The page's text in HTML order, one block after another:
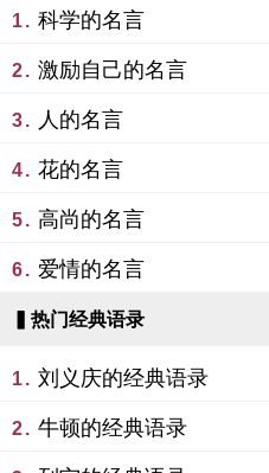
1. 科学的名言
2. 激励自己的名言
3. 人的名言
4. 花的名言
5. 高尚的名言
6. 爱情的名言
▍热门经典语录
1. 刘义庆的经典语录
2. 牛顿的经典语录